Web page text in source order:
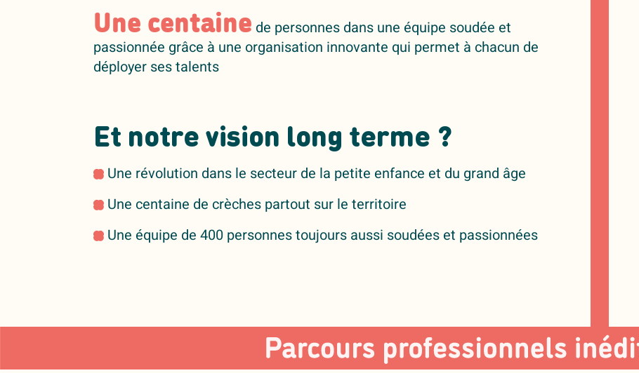
Une centaine de personnes dans une équipe soudée et
passionnée grâce à une organisation innovante qui permet à chacun de
déployer ses talents
Et notre vision long terme ?
Une révolution dans le secteur de la petite enfance et du grand âge
Une centaine de crèches partout sur le territoire
Une équipe de 400 personnes toujours aussi soudées et passionnées